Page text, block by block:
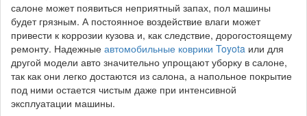
салоне может появиться неприятный запах, пол машины
будет грязным. А постоянное воздействие влаги может
привести к коррозии кузова и, как следствие, дорогостоящему
ремонту. Надежные автомобильные коврики Toyota или для
другой модели авто значительно упрощают уборку в салоне,
так как они легко достаются из салона, а напольное покрытие
под ними остается чистым даже при интенсивной
эксплуатации машины.